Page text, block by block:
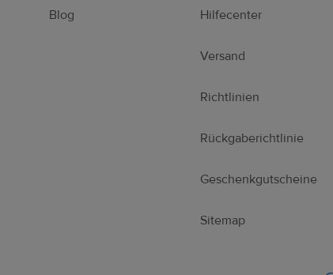
Blog Hilfecenter
Versand
Richtlinien
Rückgaberichtlinie
Geschenkgutscheine
Sitemap